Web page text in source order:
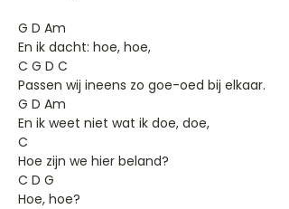
G D Am
En ik dacht: hoe, hoe,
C G D C
Passen wij ineens zo goe-oed bij elkaar.
G D Am
En ik weet niet wat ik doe, doe,
C
Hoe zijn we hier beland?
C D G
Hoe, hoe?